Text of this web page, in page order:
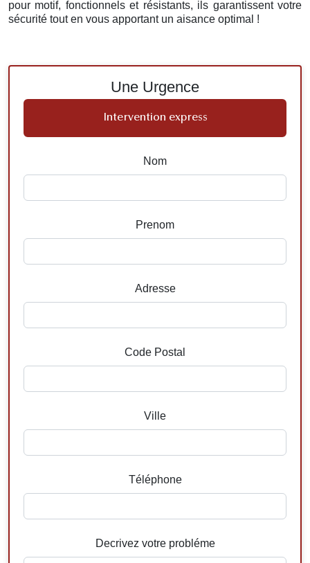
pour motif, fonctionnels et résistants, ils garantissent votre
sécurité tout en vous apportant un aisance optimal !
Une Urgence
Intervention express
Nom
Prenom
Adresse
Code Postal
Ville
Téléphone
Decrivez votre probléme